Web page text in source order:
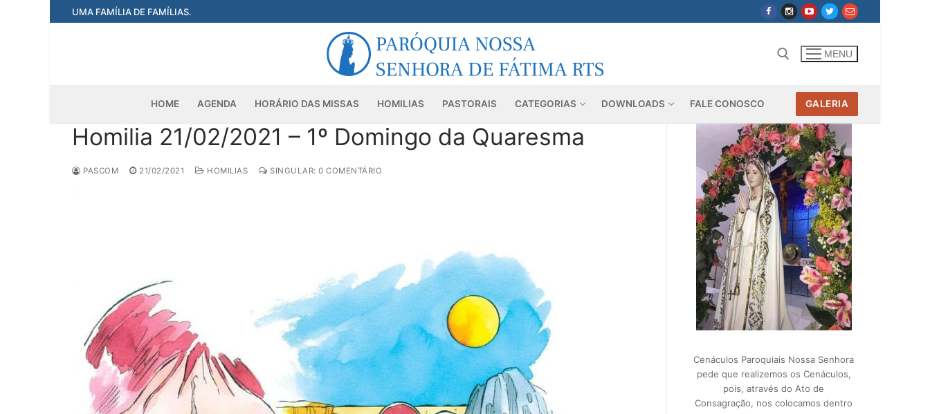
Pular
para
UMA FAMÍLIA DE FAMÍLIAS.
Pesquisar por:
MENU
HOME AGENDA HORÁRIO DAS MISSAS HOMILIAS PASTORAIS CATEGORIAS DOWNLOADS FALE CONOSCO GALERIA
Homilia 21/02/2021 – 1º Domingo da Quaresma
PASCOM 21/02/2021 HOMILIAS SINGULAR: 0 COMENTÁRIO
Cenáculos Paroquiais Nossa Senhora
pede que realizemos os Cenáculos,
pois, através do Ato de
Consagração, nos colocamos dentro